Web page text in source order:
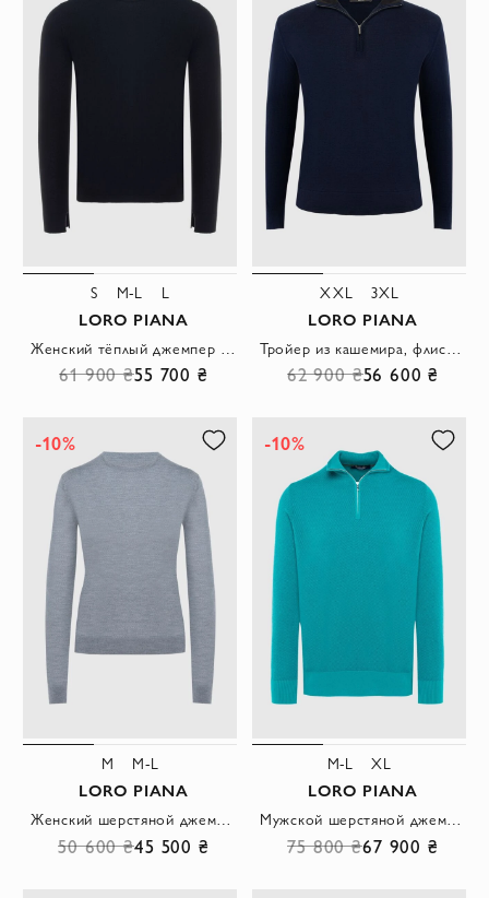
S M-L L
LORO PIANA
61 900 ₴55 700 ₴
XXL 3XL
LORO PIANA
62 900 ₴56 600 ₴
-10%
M M-L
LORO PIANA
50 600 ₴45 500 ₴
-10%
M-L XL
LORO PIANA
75 800 ₴67 900 ₴